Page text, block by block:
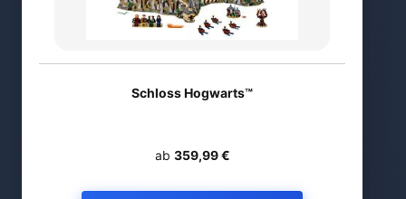
Schloss Hogwarts™
ab 359,99 €